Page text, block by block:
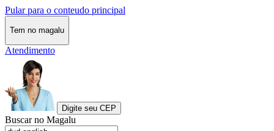
Pular para o conteudo principal
Tem no magalu
Atendimento
Digite seu CEP
Buscar no Magalu